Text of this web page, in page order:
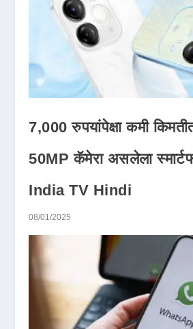
7,000 रुपयांपेक्षा कमी
50MP कॅमेरा असलेला
India TV Hindi
08/01/2025